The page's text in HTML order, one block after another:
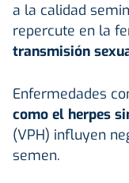
a la calidad
repercute en la
transmisión
Enfermedades
como el herpes
(VPH) influyen
semen.